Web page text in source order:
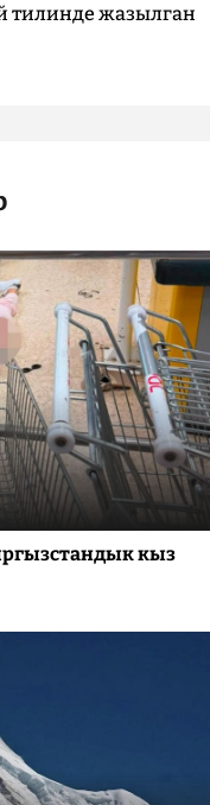
тилинде жазылган
кыз